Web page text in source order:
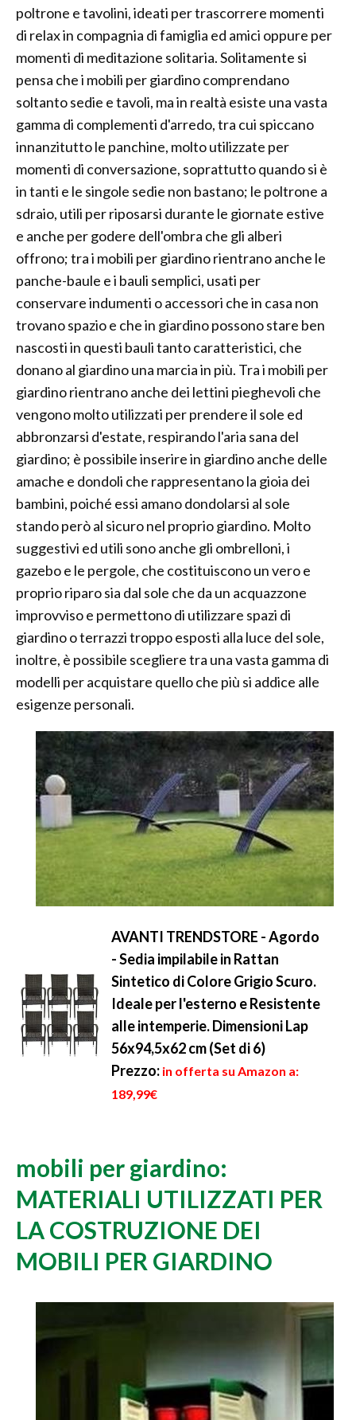
poltrone e tavolini, ideati per trascorrere momenti
di relax in compagnia di famiglia ed amici oppure per
momenti di meditazione solitaria. Solitamente si
pensa che i mobili per giardino comprendano
soltanto sedie e tavoli, ma in realtà esiste una vasta
gamma di complementi d'arredo, tra cui spiccano
innanzitutto le panchine, molto utilizzate per
momenti di conversazione, soprattutto quando si è
in tanti e le singole sedie non bastano; le poltrone a
sdraio, utili per riposarsi durante le giornate estive
e anche per godere dell'ombra che gli alberi
offrono; tra i mobili per giardino rientrano anche le
panche-baule e i bauli semplici, usati per
conservare indumenti o accessori che in casa non
trovano spazio e che in giardino possono stare ben
nascosti in questi bauli tanto caratteristici, che
donano al giardino una marcia in più. Tra i mobili per
giardino rientrano anche dei lettini pieghevoli che
vengono molto utilizzati per prendere il sole ed
abbronzarsi d'estate, respirando l'aria sana del
giardino; è possibile inserire in giardino anche delle
amache e dondoli che rappresentano la gioia dei
bambini, poiché essi amano dondolarsi al sole
stando però al sicuro nel proprio giardino. Molto
suggestivi ed utili sono anche gli ombrelloni, i
gazebo e le pergole, che costituiscono un vero e
proprio riparo sia dal sole che da un acquazzone
improvviso e permettono di utilizzare spazi di
giardino o terrazzi troppo esposti alla luce del sole,
inoltre, è possibile scegliere tra una vasta gamma di
modelli per acquistare quello che più si addice alle
esigenze personali.
AVANTI TRENDSTORE - Agordo
- Sedia impilabile in Rattan
Sintetico di Colore Grigio Scuro.
Ideale per l'esterno e Resistente
alle intemperie. Dimensioni Lap
56x94,5x62 cm (Set di 6)
Prezzo: in offerta su Amazon a:
189,99€
mobili per giardino:
MATERIALI UTILIZZATI PER
LA COSTRUZIONE DEI
MOBILI PER GIARDINO